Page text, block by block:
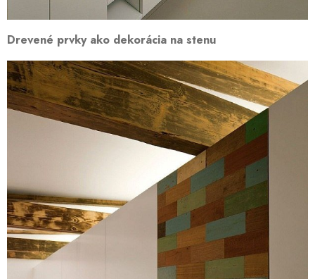
Drevené prvky ako dekorácia na stenu